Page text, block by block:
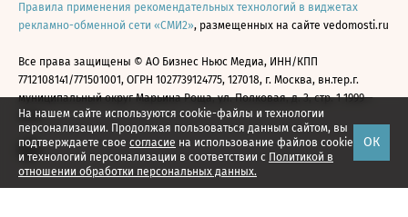
На нашем сайте используются cookie-файлы и технологии
персонализации. Продолжая пользоваться данным сайтом, вы
подтверждаете свое согласие на использование файлов cookie
и технологий персонализации в соответствии с Политикой в
отношении обработки персональных данных.
ОК
Правила применения рекомендательных технологий в виджетах
рекламно-обменной сети «СМИ2», размещенных на сайте vedomosti.ru
Все права защищены © АО Бизнес Ньюс Медиа, ИНН/КПП
7712108141/771501001, ОГРН 1027739124775, 127018, г. Москва, вн.тер.г.
муниципальный округ Марьина Роща, ул. Полковая, д. 3, стр. 1 1999—
2026